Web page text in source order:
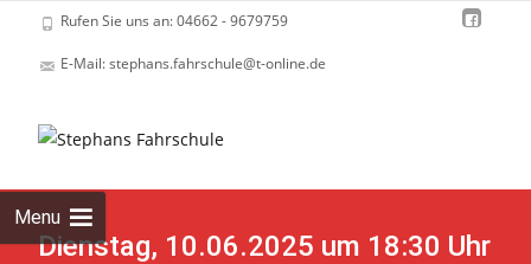
Rufen Sie uns an: 04662 - 9679759
E-Mail: stephans.fahrschule@t-online.de
Menu
Dienstag, 10.06.2025 um 18:30 Uhr